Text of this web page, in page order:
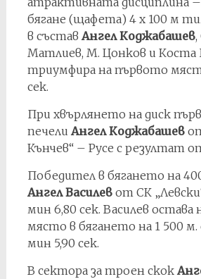
бягане (щафета) 4 х 100 м
в състав Ангел Коджабашев
Матлиев, М. Цонков и Коста
триумфира на първото
сек.
При хвърлянето на диск
печели Ангел Коджабашев
Кънчев“ – Русе с резултат
Победител в бягането на
Ангел Василевот СК
мин 6,80 сек. Василев
място в бягането на 1 500
мин 5,90 сек.
В сектора за троен скок